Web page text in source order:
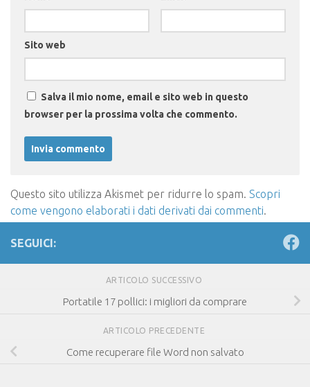
Sito web
Salva il mio nome, email e sito web in questo
browser per la prossima volta che commento.
Questo sito utilizza Akismet per ridurre lo spam. Scopri
come vengono elaborati i dati derivati dai commenti
SEGUICI:
ARTICOLO SUCCESSIVO
Portatile 17 pollici: i migliori da comprare
ARTICOLO PRECEDENTE
Come recuperare file Word non salvato